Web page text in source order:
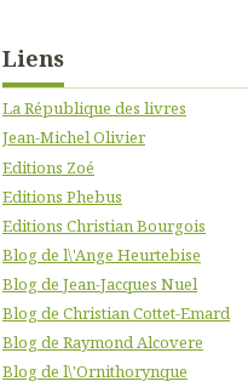
Liens
La République des livres
Jean-Michel Olivier
Editions Zoé
Editions Phebus
Editions Christian Bourgois
Blog de l\'Ange Heurtebise
Blog de Jean-Jacques Nuel
Blog de Christian Cottet-Emard
Blog de Raymond Alcovere
Blog de l\'Ornithorynque